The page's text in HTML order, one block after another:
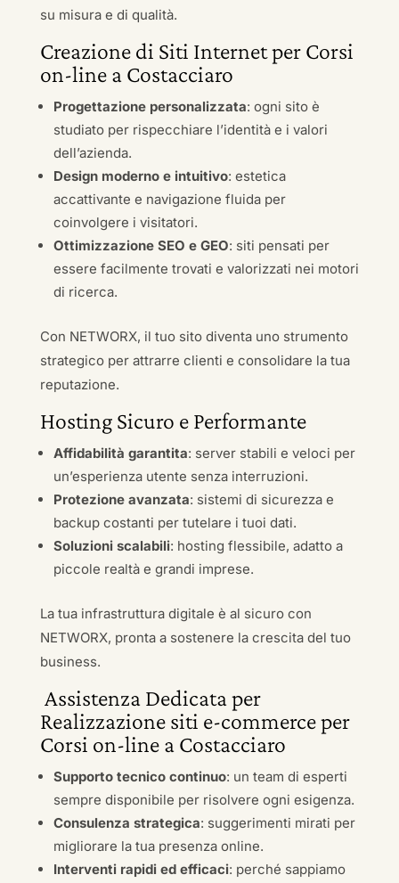
su misura e di qualità.
Creazione di Siti Internet per Corsi
on-line a Costacciaro
Progettazione personalizzata: ogni sito è
studiato per rispecchiare l’identità e i valori
dell’azienda.
Design moderno e intuitivo: estetica
accattivante e navigazione fluida per
coinvolgere i visitatori.
Ottimizzazione SEO e GEO: siti pensati per
essere facilmente trovati e valorizzati nei motori
di ricerca.
Con NETWORX, il tuo sito diventa uno strumento
strategico per attrarre clienti e consolidare la tua
reputazione.
Hosting Sicuro e Performante
Affidabilità garantita: server stabili e veloci per
un’esperienza utente senza interruzioni.
Protezione avanzata: sistemi di sicurezza e
backup costanti per tutelare i tuoi dati.
Soluzioni scalabili: hosting flessibile, adatto a
piccole realtà e grandi imprese.
La tua infrastruttura digitale è al sicuro con
NETWORX, pronta a sostenere la crescita del tuo
business.
Assistenza Dedicata per
Realizzazione siti e-commerce per
Corsi on-line a Costacciaro
Supporto tecnico continuo: un team di esperti
sempre disponibile per risolvere ogni esigenza.
Consulenza strategica: suggerimenti mirati per
migliorare la tua presenza online.
Interventi rapidi ed efficaci: perché sappiamo